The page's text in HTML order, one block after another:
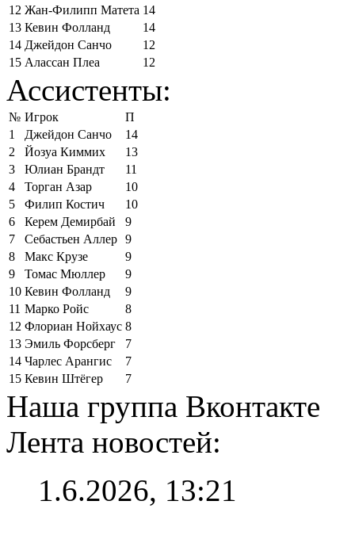
12 Жан-Филипп Матета 14
13 Кевин Фолланд
14
14 Джейдон Санчо
12
15 Алассан Плеа 12
Ассистенты:
№ Игрок
П
1
Джейдон Санчо
14
2
Йозуа Киммих
13
3
Юлиан Брандт
11
4
Торган Азар
10
5
Филип Костич
10
6
Керем Демирбай
9
7
Себастьен Аллер 9
8
Макс Крузе
9
9
Томас Мюллер
9
10 Кевин Фолланд
9
11 Марко Ройс
8
12 Флориан Нойхаус 8
13 Эмиль Форсберг
7
14 Чарлес Арангис
7
15 Кевин Штёгер 7
Наша группа Вконтакте
Лента новостей:
1.6.2026, 13:21